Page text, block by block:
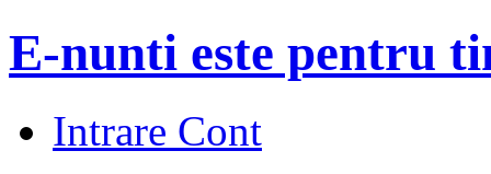
E-nunti este pentru
Intrare Cont